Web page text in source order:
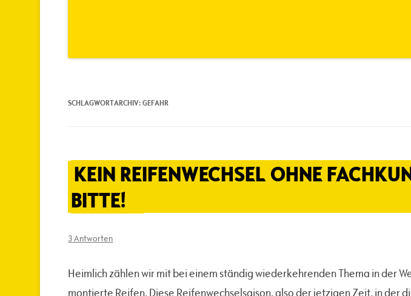
SCHLAGWORTARCHIV:GEFAHR
KEIN REIFENWECHSEL OHNE
BITTE!
3 Antworten
Heimlich zählen wir mit bei einem ständig wiederkehrenden Thema in der
montierte Reifen. Diese Reifenwechselsaison, also der jetzigen Zeit, in der